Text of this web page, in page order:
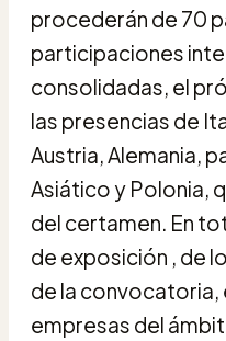
procederán de 70
participaciones
consolidadas, el
las presencias de
Austria, Alemania,
Asiático y Polonia,
del certamen. En
de exposición , de
de la
empresas del